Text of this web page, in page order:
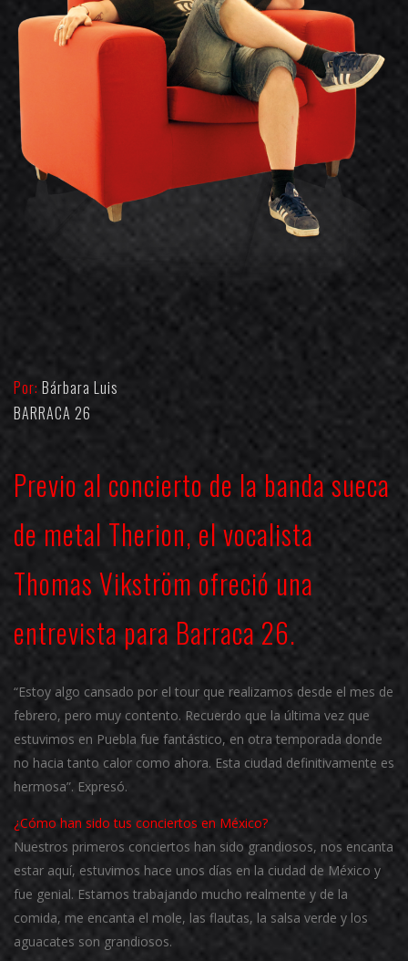
Por: Bárbara Luis
BARRACA 26
Previo al concierto de la banda sueca
de metal Therion, el vocalista
Thomas Vikström ofreció una
entrevista para Barraca 26.
“Estoy algo cansado por el tour que realizamos desde el mes de
febrero, pero muy contento. Recuerdo que la última vez que
estuvimos en Puebla fue fantástico, en otra temporada donde
no hacia tanto calor como ahora. Esta ciudad definitivamente es
hermosa”. Expresó.
¿Cómo han sido tus conciertos en México?
Nuestros primeros conciertos han sido grandiosos, nos encanta
estar aquí, estuvimos hace unos días en la ciudad de México y
fue genial. Estamos trabajando mucho realmente y de la
comida, me encanta el mole, las flautas, la salsa verde y los
aguacates son grandiosos.